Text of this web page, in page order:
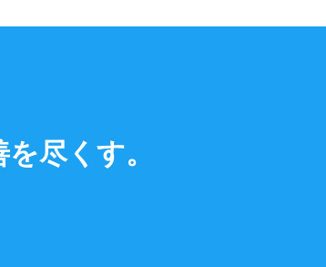
お問い合わせ
尽くす。